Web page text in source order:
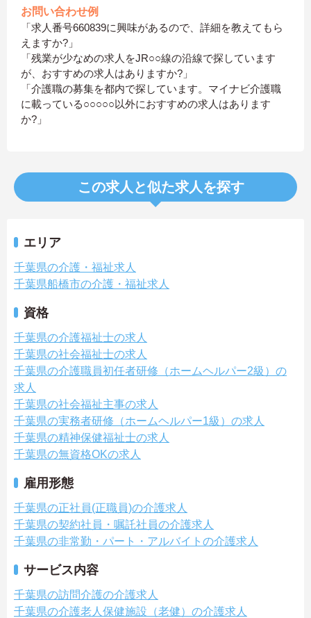
お問い合わせ例
「求人番号660839に興味があるので、詳細を教えてもら
えますか?」
「残業が少なめの求人をJR○○線の沿線で探しています
が、おすすめの求人はありますか?」
「介護職の募集を都内で探しています。マイナビ介護職
に載っている○○○○○以外におすすめの求人はあります
か?」
この求人と似た求人を探す
エリア
千葉県の介護・福祉求人
千葉県船橋市の介護・福祉求人
資格
千葉県の介護福祉士の求人
千葉県の社会福祉士の求人
千葉県の介護職員初任者研修（ホームヘルパー2級）の
求人
千葉県の社会福祉主事の求人
千葉県の実務者研修（ホームヘルパー1級）の求人
千葉県の精神保健福祉士の求人
千葉県の無資格OKの求人
雇用形態
千葉県の正社員(正職員)の介護求人
千葉県の契約社員・嘱託社員の介護求人
千葉県の非常勤・パート・アルバイトの介護求人
サービス内容
千葉県の訪問介護の介護求人
千葉県の介護老人保健施設（老健）の介護求人